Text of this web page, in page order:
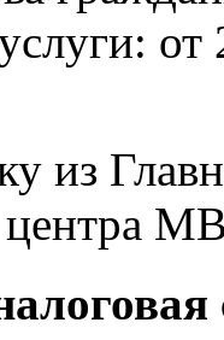
от
из
центра